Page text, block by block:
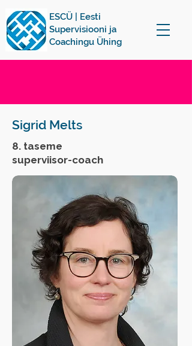
ESCÜ | Eesti
Supervisiooni ja
Coachingu Ühing
Sigrid Melts
8. taseme
superviisor-coach